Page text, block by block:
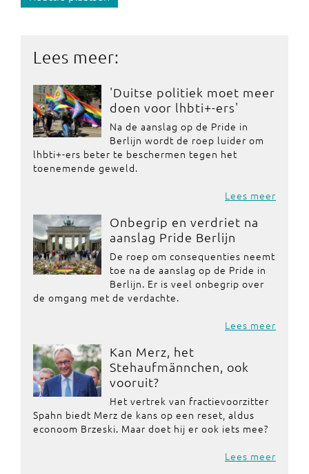
Lees meer:
'Duitse politiek moet meer
doen voor lhbti+-ers'
Na de aanslag op de Pride in
Berlijn wordt de roep luider om
lhbti+-ers beter te beschermen tegen het
toenemende geweld.
Lees meer
Onbegrip en verdriet na
aanslag Pride Berlijn
De roep om consequenties neemt
toe na de aanslag op de Pride in
Berlijn. Er is veel onbegrip over
de omgang met de verdachte.
Lees meer
Kan Merz, het
Stehaufmännchen, ook
vooruit?
Het vertrek van fractievoorzitter
Spahn biedt Merz de kans op een reset, aldus
econoom Brzeski. Maar doet hij er ook iets mee?
Lees meer